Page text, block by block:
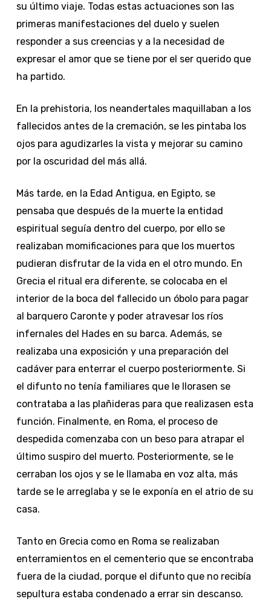
su último viaje. Todas estas actuaciones son las
primeras manifestaciones del duelo y suelen
responder a sus creencias y a la necesidad de
expresar el amor que se tiene por el ser querido que
ha partido.
En la prehistoria, los neandertales maquillaban a los
fallecidos antes de la cremación, se les pintaba los
ojos para agudizarles la vista y mejorar su camino
por la oscuridad del más allá.
Más tarde, en la Edad Antigua, en Egipto, se
pensaba que después de la muerte la entidad
espiritual seguía dentro del cuerpo, por ello se
realizaban momificaciones para que los muertos
pudieran disfrutar de la vida en el otro mundo. En
Grecia el ritual era diferente, se colocaba en el
interior de la boca del fallecido un óbolo para pagar
al barquero Caronte y poder atravesar los ríos
infernales del Hades en su barca. Además, se
realizaba una exposición y una preparación del
cadáver para enterrar el cuerpo posteriormente. Si
el difunto no tenía familiares que le llorasen se
contrataba a las plañideras para que realizasen esta
función. Finalmente, en Roma, el proceso de
despedida comenzaba con un beso para atrapar el
último suspiro del muerto. Posteriormente, se le
cerraban los ojos y se le llamaba en voz alta, más
tarde se le arreglaba y se le exponía en el atrio de su
casa.
Tanto en Grecia como en Roma se realizaban
enterramientos en el cementerio que se encontraba
fuera de la ciudad, porque el difunto que no recibía
sepultura estaba condenado a errar sin descanso.